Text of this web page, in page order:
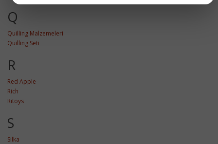
Q
Quilling Malzemeleri
Quilling Seti
R
Red Apple
Rich
Ritoys
S
Silka